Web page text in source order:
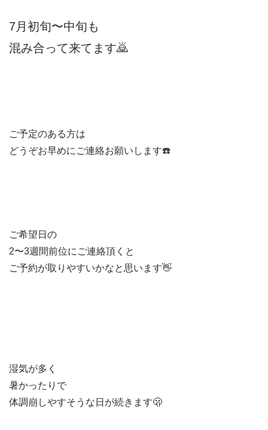
7月初旬〜中旬も
混み合って来てます🙇
ご予定のある方は
どうぞお早めにご連絡お願いします☎️
ご希望日の
2〜3週間前位にご連絡頂くと
ご予約が取りやすいかなと思います👋
湿気が多く
暑かったりで
体調崩しやすそうな日が続きます🫢